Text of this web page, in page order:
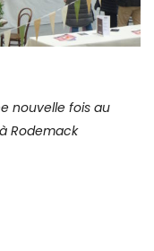
nouvelle fois au
Rodemack